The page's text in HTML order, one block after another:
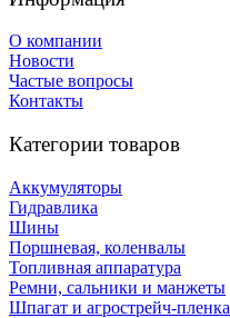
О компании
Новости
Частые вопросы
Контакты
Категории товаров
Аккумуляторы
Гидравлика
Шины
Поршневая, коленвалы
Топливная аппаратура
Ремни, сальники и манжеты
Шпагат и агрострейч-пленка